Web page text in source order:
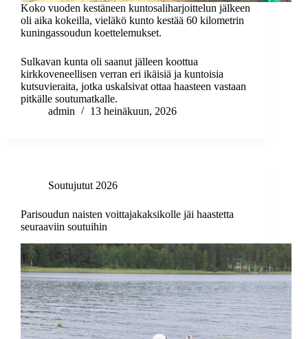
Koko vuoden kestäneen kuntosaliharjoittelun jälkeen
oli aika kokeilla, vieläkö kunto kestää 60 kilometrin
kuningassoudun koettelemukset.
Sulkavan kunta oli saanut jälleen koottua
kirkkoveneellisen verran eri ikäisiä ja kuntoisia
kutsuvieraita, jotka uskalsivat ottaa haasteen vastaan
pitkälle soutumatkalle.
admin
13 heinäkuun, 2026
Soutujutut 2026
Parisoudun naisten voittajakaksikolle jäi haastetta
seuraaviin soutuihin